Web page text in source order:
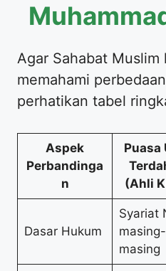
Agar Sahabat Muslim
memahami
perhatikan tabel
Aspek
Perbandinga
n
Puasa
(Ahli
Dasar Hukum
Syariat
masing-
masing